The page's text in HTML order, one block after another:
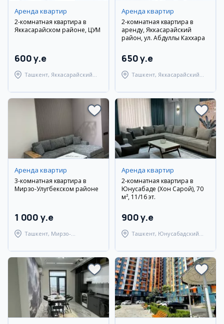
Аренда квартир
2-комнатная квартира в
Яккасарайском районе, ЦУМ
600 y.e
Ташкент, Яккасарайский
Аренда квартир
2-комнатная квартира в
аренду, Яккасарайский
район, ул. Абдуллы Каххара
650 y.e
Ташкент, Яккасарайский
Аренда квартир
3-комнатная квартира в
Мирзо-Улугбекском районе
1 000 y.e
Ташкент, Мирзо-
Аренда квартир
2-комнатная квартира в
Юнусабаде (Хон Сарой), 70
м², 11/16 эт.
900 y.e
Ташкент, Юнусабадский